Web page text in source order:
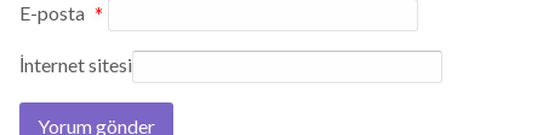
E-posta *
İnternet sitesi